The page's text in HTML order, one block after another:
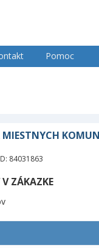
Pomoc
84031863
ZÁKAZKE